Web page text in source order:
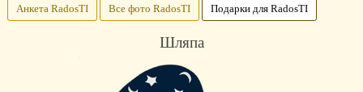
Анкета RadosTI Все фото RadosTI Подарки для RadosTI
Шляпа